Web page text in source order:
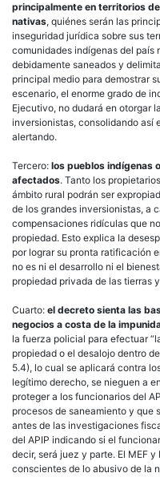
principalmente en territorios
nativas, quiénes serán las
inseguridad jurídica sobre sus
comunidades indígenas del país
debidamente saneados y
principal medio para demostrar
escenario, el enorme grado de
Ejecutivo, no dudará en otorgar
inversionistas, consolidando así
alertando.
Tercero: los pueblos indígenas
afectados. Tanto los
ámbito rural podrán ser
de los grandes inversionistas, a
compensaciones ridículas que
propiedad. Esto explica la
por lograr su pronta ratificación
no es ni el desarrollo ni el
propiedad privada de las tierras
Cuarto: el decreto sienta las
negocios a costa de la
la fuerza policial para efectuar
propiedad o el desalojo dentro
5.4), lo cual se aplicará contra
legítimo derecho, se nieguen a
proteger a los funcionarios del
procesos de saneamiento y que
antes de las investigaciones
del APIP indicando si el
decir, será juez y parte. El MEF y
conscientes de lo abusivo de la